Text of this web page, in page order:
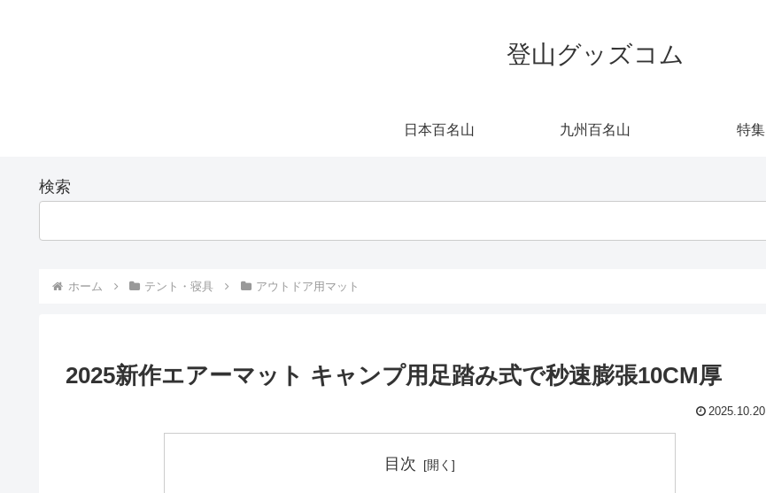
登山グッズコム
日本百名山 九州百名山 特集
検索
ホーム テント・寝具 アウトドア用マット
2025新作エアーマット キャンプ用足踏み式で秒速膨張10CM厚
2025.10.20
目次